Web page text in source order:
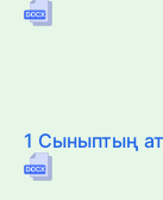
1 Сыныптың